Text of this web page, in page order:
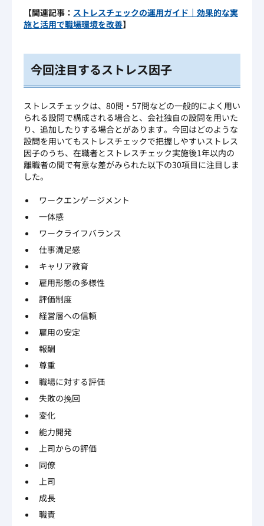
【関連記事： ストレスチェックの運用ガイド｜効果的な実
施と活用で職場環境を改善】
今回注目するストレス因子
ストレスチェックは、80問・57問などの一般的によく用い
られる設問で構成される場合と、会社独自の設問を用いた
り、追加したりする場合とがあります。今回はどのような
設問を用いてもストレスチェックで把握しやすいストレス
因子のうち、在職者とストレスチェック実施後1年以内の
離職者の間で有意な差がみられた以下の30項目に注目しま
した。
ワークエンゲージメント
一体感
ワークライフバランス
仕事満足感
キャリア教育
雇用形態の多様性
評価制度
経営層への信頼
雇用の安定
報酬
尊重
職場に対する評価
失敗の挽回
変化
能力開発
上司からの評価
同僚
上司
成長
職責